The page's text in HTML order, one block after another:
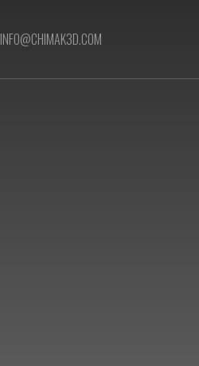
INFO@CHIMAK3D.COM